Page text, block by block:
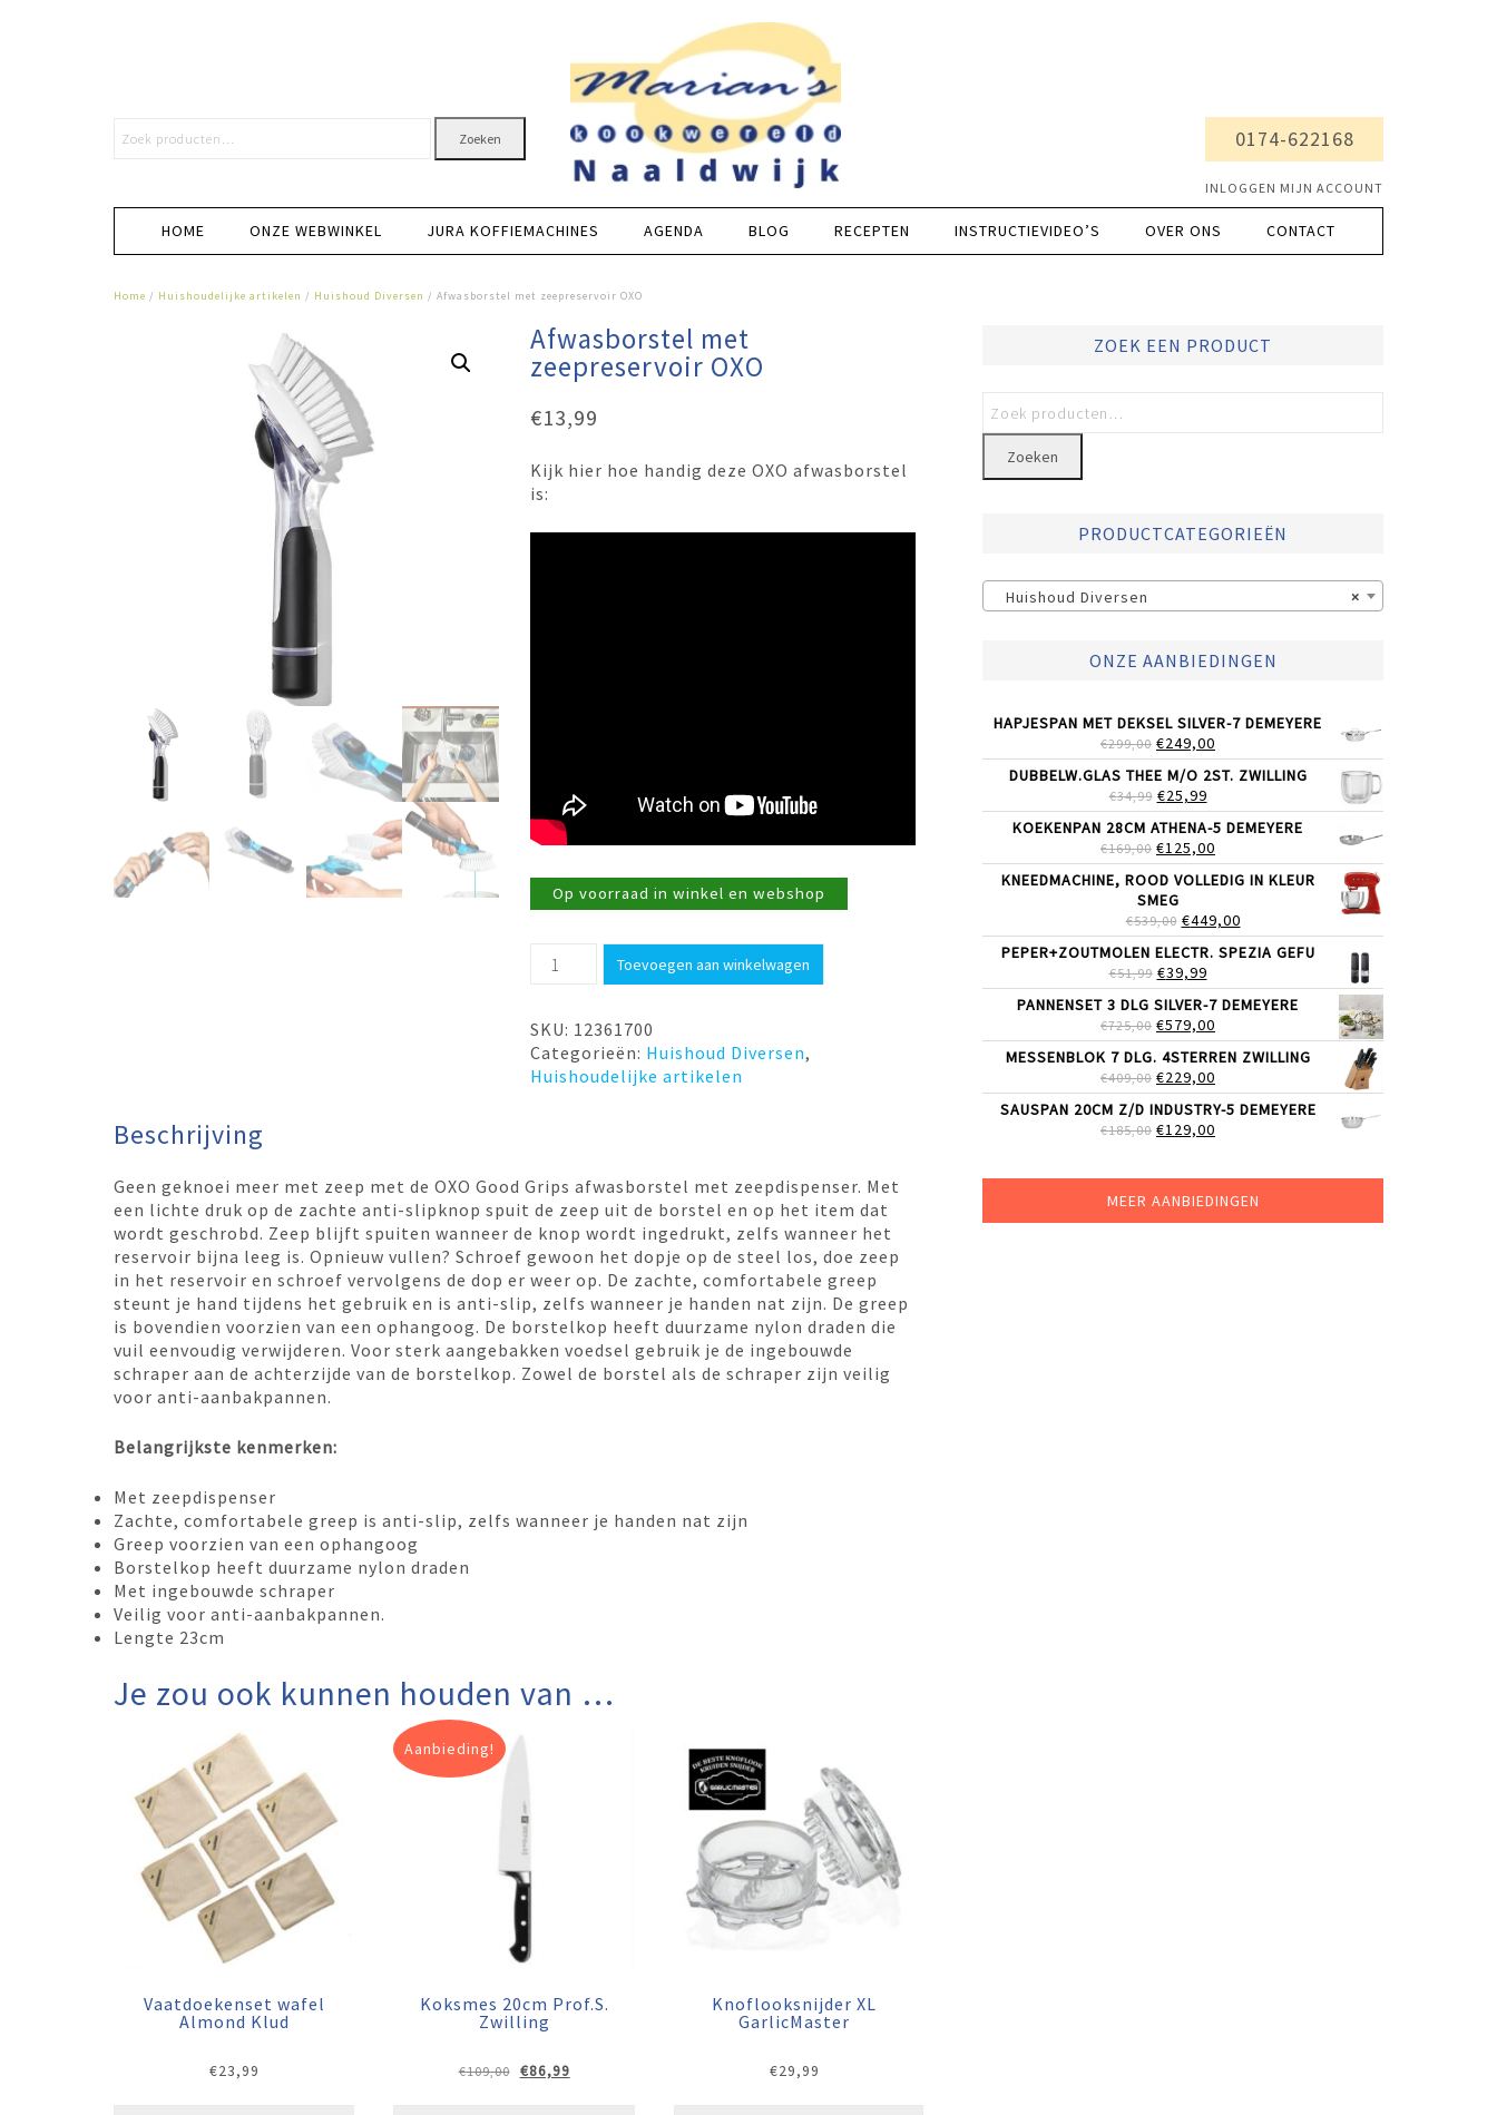
Zoeken 0174-622168
INLOGGEN MIJN ACCOUNT
HOME ONZE WEBWINKEL JURA KOFFIEMACHINES AGENDA BLOG RECEPTEN INSTRUCTIEVIDEO’S OVER ONS CONTACT
Home / Huishoudelijke artikelen / Huishoud Diversen / Afwasborstel met zeepreservoir OXO
Afwasborstel met
zeepreservoir OXO
€13,99
Kijk hier hoe handig deze OXO afwasborstel
is:
Op voorraad in winkel en webshop
Afwasborstel
met
OXO
aantal
Toevoegen aan winkelwagen
SKU: 12361700
Categorieën: Huishoud Diversen,
Huishoudelijke artikelen
Beschrijving
Geen geknoei meer met zeep met de OXO Good Grips afwasborstel met zeepdispenser. Met
een lichte druk op de zachte anti-slipknop spuit de zeep uit de borstel en op het item dat
wordt geschrobd. Zeep blijft spuiten wanneer de knop wordt ingedrukt, zelfs wanneer het
reservoir bijna leeg is. Opnieuw vullen? Schroef gewoon het dopje op de steel los, doe zeep
in het reservoir en schroef vervolgens de dop er weer op. De zachte, comfortabele greep
steunt je hand tijdens het gebruik en is anti-slip, zelfs wanneer je handen nat zijn. De greep
is bovendien voorzien van een ophangoog. De borstelkop heeft duurzame nylon draden die
vuil eenvoudig verwijderen. Voor sterk aangebakken voedsel gebruik je de ingebouwde
schraper aan de achterzijde van de borstelkop. Zowel de borstel als de schraper zijn veilig
voor anti-aanbakpannen.
Belangrijkste kenmerken:
Met zeepdispenser
Zachte, comfortabele greep is anti-slip, zelfs wanneer je handen nat zijn
Greep voorzien van een ophangoog
Borstelkop heeft duurzame nylon draden
Met ingebouwde schraper
Veilig voor anti-aanbakpannen.
Lengte 23cm
Je zou ook kunnen houden van …
Vaatdoekenset wafel
Almond Klud
€23,99
Aanbieding!
Koksmes 20cm Prof.S.
Zwilling
€109,00
Oorspronkelijke
€86,99Huidige
Knoflooksnijder XL
GarlicMaster
€29,99
ZOEK EEN PRODUCT
Zoeken
PRODUCTCATEGORIEËN
×
Huishoud Diversen
ONZE AANBIEDINGEN
HAPJESPAN MET DEKSEL SILVER-7 DEMEYERE
€299,00 OORSPRONKELIJKE
PRIJS
WAS:
€299,00.
€249,00
PRIJS
IS:
DUBBELW.GLAS THEE M/O 2ST. ZWILLING
€34,99 OORSPRONKELIJKE
PRIJS
WAS:
€34,99.
€25,99HUIDIGE
PRIJS
IS:
€25,99.
KOEKENPAN 28CM ATHENA-5 DEMEYERE
€169,00 OORSPRONKELIJKE
PRIJS
WAS:
€169,00.
€125,00
PRIJS
IS:
KNEEDMACHINE, ROOD VOLLEDIG IN KLEUR
SMEG
€539,00 OORSPRONKELIJKE
PRIJS
WAS:
€539,00.
€449,00HUIDIGE
PRIJS
IS:
PEPER+ZOUTMOLEN ELECTR. SPEZIA GEFU
€51,99 OORSPRONKELIJKE
PRIJS
WAS:
€51,99.
€39,99HUIDIGE
PRIJS
IS:
€39,99.
PANNENSET 3 DLG SILVER-7 DEMEYERE
€725,00 OORSPRONKELIJKE
PRIJS
WAS:
€725,00.
€579,00
PRIJS
IS:
€579,00.
MESSENBLOK 7 DLG. 4STERREN ZWILLING
€409,00 OORSPRONKELIJKE
PRIJS
WAS:
€409,00.
€229,00
PRIJS
IS:
€229,00.
SAUSPAN 20CM Z/D INDUSTRY-5 DEMEYERE
€185,00 OORSPRONKELIJKE
€129,00
MEER AANBIEDINGEN